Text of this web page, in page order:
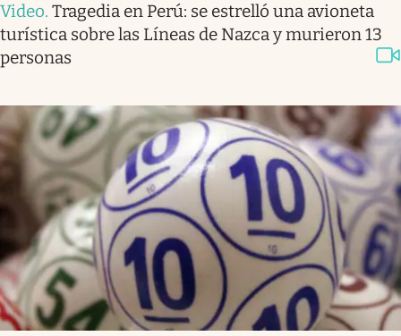
Video. Tragedia en Perú: se estrelló una avioneta
turística sobre las Líneas de Nazca y murieron 13
personas